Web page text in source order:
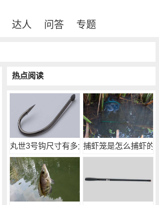
达人 问答 专题
热点阅读
丸世3号钩尺寸有多大捕虾笼是怎么捕虾的？